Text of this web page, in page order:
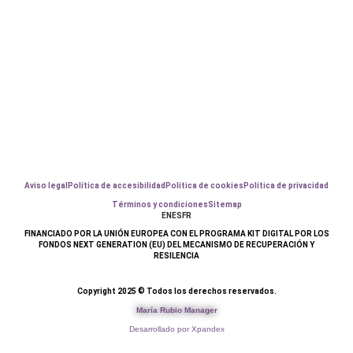
Aviso legal Política de accesibilidad Política de cookies Política de privacidad
Términos y condicionesSitemap
EN ES FR
FINANCIADO POR LA UNIÓN EUROPEA CON EL PROGRAMA KIT DIGITAL POR LOS
FONDOS NEXT GENERATION (EU) DEL MECANISMO DE RECUPERACIÓN Y
RESILENCIA
Copyright 2025 © Todos los derechos reservados.
María Rubio Manager
Desarrollado por Xpandex